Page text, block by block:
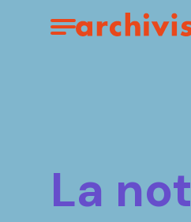
Home page
Apri il menu
la